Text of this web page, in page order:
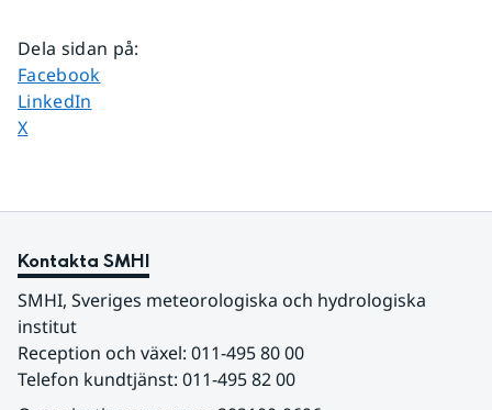
Dela sidan på:
Dela sidan på
Facebook
Dela sidan på
LinkedIn
Dela sidan på
X
Kontakta SMHI
SMHI, Sveriges meteorologiska och hydrologiska
institut
Reception och växel: 011-495 80 00
Telefon kundtjänst: 011-495 82 00